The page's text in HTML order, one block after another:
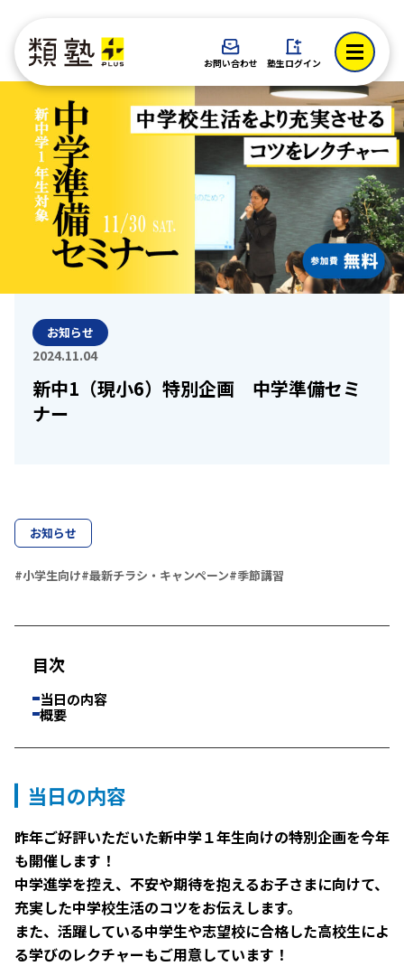
お問い合わせ 塾生ログイン
お知らせ
2024.11.04
新中1（現小6）特別企画 中学準備セミ
ナー
お知らせ
#小学生向け#最新チラシ・キャンペーン#季節講習
目次
当日の内容
概要
当日の内容
昨年ご好評いただいた新中学１年生向けの特別企画を今年
も開催します！
中学進学を控え、不安や期待を抱えるお子さまに向けて、
充実した中学校生活のコツをお伝えします。
また、活躍している中学生や志望校に合格した高校生によ
る学びのレクチャーもご用意しています！